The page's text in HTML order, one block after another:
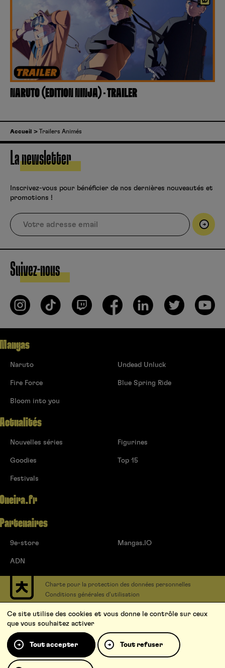
NARUTO (EDITION NINJA) – TRAILER
Accueil Trailers Animés
La newsletter
Inscrivez-vous pour bénéficier de nos dernières nouveautés et
promotions !
Suivez-nous
Mangas
Naruto
Fire Force
Bloom into you
Undead Unluck
Blue Spring Ride
Actualités
Nouvelles séries
Goodies
Festivals
Figurines
Top 15
Oneira.fr
Partenaires
9e-store
ADN
Mangas.IO
Charte pour la protection des données personnelles
Conditions générales d’utilisation
Contact
Soumettre un projet
Proposer une série
Qui sommes-nous ?
Ce site utilise des cookies et vous donne le contrôle sur ceux
que vous souhaitez activer
Tout accepter Tout refuser